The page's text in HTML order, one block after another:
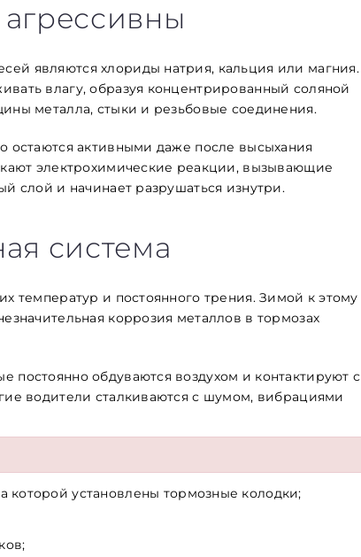
являются хлориды натрия, кальция или магния.
влагу, образуя концентрированный соляной
металла, стыки и резьбовые соединения.
остаются активными даже после высыхания
электрохимические реакции, вызывающие
слой и начинает разрушаться изнутри.
система
температур и постоянного трения. Зимой к этому
коррозия металлов в тормозах
обдуваются воздухом и контактируют с
водители сталкиваются с шумом, вибрациями
которой установлены тормозные колодки;